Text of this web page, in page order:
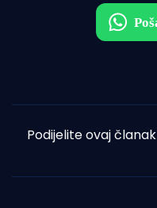
Podijelite ovaj članak